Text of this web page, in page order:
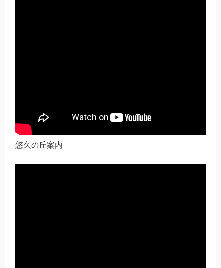
悠久の丘案内